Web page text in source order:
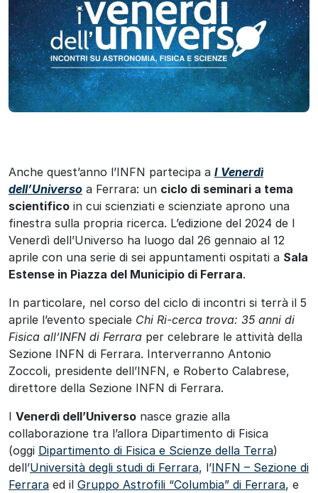
Anche quest’anno l’INFN partecipa a I Venerdì
dell’Universo a Ferrara: un ciclo di seminari a tema
scientifico in cui scienziati e scienziate aprono una
finestra sulla propria ricerca. L’edizione del 2024 de I
Venerdì dell’Universo ha luogo dal 26 gennaio al 12
aprile con una serie di sei appuntamenti ospitati a Sala
Estense in Piazza del Municipio di Ferrara.
In particolare, nel corso del ciclo di incontri si terrà il 5
aprile l’evento speciale Chi Ri-cerca trova: 35 anni di
Fisica all’INFN di Ferrara per celebrare le attività della
Sezione INFN di Ferrara. Interverranno Antonio
Zoccoli, presidente dell’INFN, e Roberto Calabrese,
direttore della Sezione INFN di Ferrara.
I Venerdì dell’Universo nasce grazie alla
collaborazione tra l’allora Dipartimento di Fisica
(oggi Dipartimento di Fisica e Scienze della Terra)
dell’Università degli studi di Ferrara, l’INFN – Sezione di
Ferrara ed il Gruppo Astrofili “Columbia” di Ferrara, e